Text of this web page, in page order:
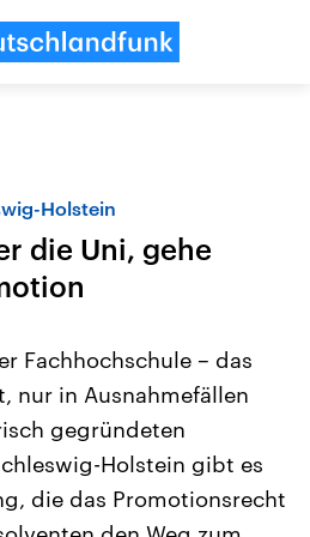
6.
aus
USA
Aktuelle Beiträge,
Hintergründe
Wirtschaftlich und
gehören die Vereinigten
den mächtigsten Ländern
mit großem Einfluss auf
Holstein
die Uni, gehe
Fachhochschule – das
nur in Ausnahmefällen
gegründeten
Holstein gibt es
die das Promotionsrecht